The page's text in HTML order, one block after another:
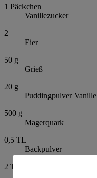
1 Päckchen
Vanillezucker
2
Eier
50 g
Grieß
20 g
Puddingpulver Vanille
500 g
Magerquark
0,5 TL
Backpulver
2 TL